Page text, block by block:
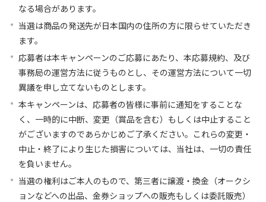
なる場合があります。
当選は商品の発送先が日本国内の住所の方に限らせていただき
ます。
応募者は本キャンペーンのご応募にあたり、本応募規約、及び
事務局の運営方法に従うものとし、その運営方法について一切
異議を申し立てないものとします。
本キャンペーンは、応募者の皆様に事前に通知をすることな
く、一時的に中断、変更（賞品を含む）もしくは中止すること
がございますのであらかじめご了承ください。これらの変更・
中止・終了により生じた損害については、当社は、一切の責任
を負いません。
当選の権利はご本人のもので、第三者に譲渡・換金（オークシ
ョンなどへの出品、金券ショップへの販売もしくは委託販売）